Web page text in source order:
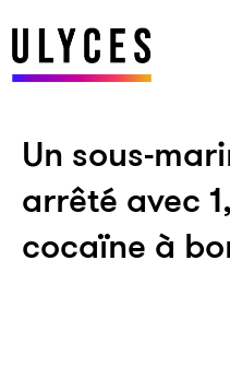
Un sous-
arrêté avec
cocaïne à